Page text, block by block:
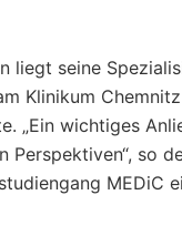
liegt seine
Klinikum
„Ein wichtiges
so
MEDiC